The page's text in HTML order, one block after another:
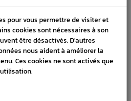

Berceau Avant Origine Subaru
Turbo1997-2002

pour vous permettre de visiter et
cookies sont nécessaires à son
être désactivés. D'autres
nous aident à améliorer la
Ces cookies ne sont activés que